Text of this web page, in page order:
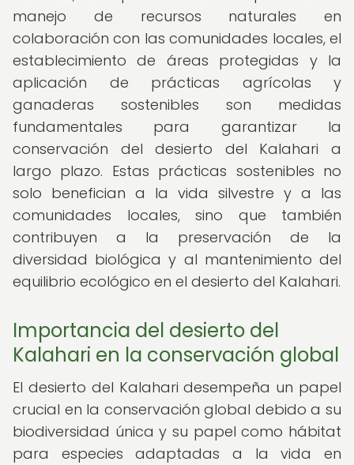
manejo de recursos naturales en
colaboración con las comunidades locales, el
establecimiento de áreas protegidas y la
aplicación de prácticas agrícolas y
ganaderas sostenibles son medidas
fundamentales para garantizar la
conservación del desierto del Kalahari a
largo plazo. Estas prácticas sostenibles no
solo benefician a la vida silvestre y a las
comunidades locales, sino que también
contribuyen a la preservación de la
diversidad biológica y al mantenimiento del
equilibrio ecológico en el desierto del Kalahari.
Importancia del desierto del
Kalahari en la conservación global
El desierto del Kalahari desempeña un papel
crucial en la conservación global debido a su
biodiversidad única y su papel como hábitat
para especies adaptadas a la vida en